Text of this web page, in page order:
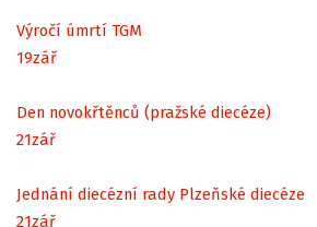
Výročí úmrtí TGM
19zář
Den novokřtěnců (pražské diecéze)
21zář
Jednání diecézní rady Plzeňské diecéze
21zář